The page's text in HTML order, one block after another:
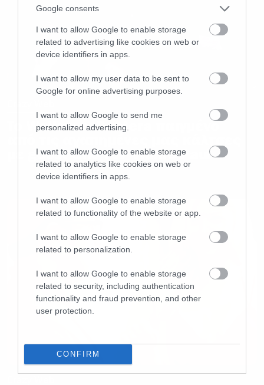
Google consents
I want to allow Google to enable storage
related to advertising like cookies on web or
device identifiers in apps.
I want to allow my user data to be sent to
Google for online advertising purposes.
I want to allow Google to send me
personalized advertising.
I want to allow Google to enable storage
related to analytics like cookies on web or
device identifiers in apps.
I want to allow Google to enable storage
related to functionality of the website or app.
I want to allow Google to enable storage
related to personalization.
I want to allow Google to enable storage
related to security, including authentication
functionality and fraud prevention, and other
user protection.
CONFIRM
To Walk των Pantera παιγμένο
με guest από τον Vinnie Paul